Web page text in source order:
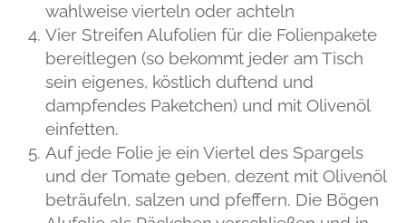
wahlweise vierteln oder achteln
Vier Streifen Alufolien für die Folienpakete
bereitlegen (so bekommt jeder am Tisch
sein eigenes, köstlich duftend und
dampfendes Paketchen) und mit Olivenöl
einfetten.
Auf jede Folie je ein Viertel des Spargels
und der Tomate geben, dezent mit Olivenöl
beträufeln, salzen und pfeffern. Die Bögen